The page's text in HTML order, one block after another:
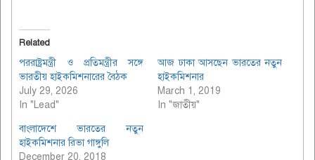
Related
পররাষ্ট্রমন্ত্রী ও প্রতিমন্ত্রীর সঙ্গে
ভারতীয় হাইকমিশনারের বৈঠক
July 29, 2026
In "Lead"
আজ ঢাকা আসছেন ভারতের নতুন
হাইকমিশনার
March 1, 2019
In "জাতীয়"
বাংলাদেশে ভারতের নতুন
হাইকমিশনার রিভা গাঙ্গুলি
December 20, 2018